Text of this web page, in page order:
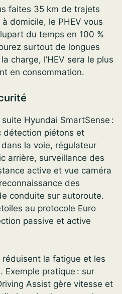
faites 35 km de trajets
domicile, le PHEV vous
du temps en 100 %
surtout de longues
charge, l’HEV sera le plus
en consommation.
Hyundai SmartSense :
détection piétons et
la voie, régulateur
arrière, surveillance des
active et vue caméra
des
conduite sur autoroute.
au protocole Euro
passive et active
la fatigue et les
Exemple pratique : sur
Assist gère vitesse et